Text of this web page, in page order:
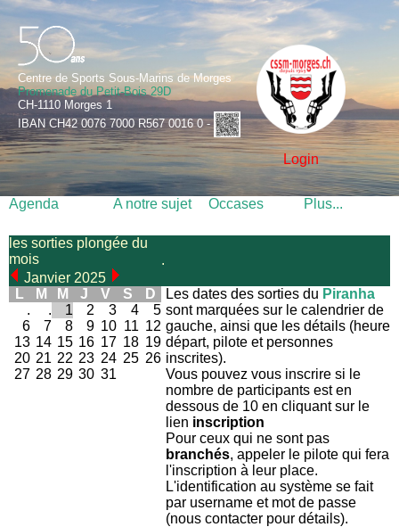
Centre de Sports Sous-Marins de Morges
Promenade du Petit-Bois 29D
CH-1110 Morges 1
IBAN CH42 0076 7000 R567 0016 0 -
Login
Agenda A notre sujet Occases Plus...
les sorties plongée du
mois
Janvier 2025
.
L M M J V S
D
.
. 1 2 3 4
5
6
7 8 9 10 11 12
13 14 15 16 17 18 19
20 21 22 23 24 25 26
27 28 29 30 31
Les dates des sorties du Piranha
sont marquées sur le calendrier de
gauche, ainsi que les détails (heure
départ, pilote et personnes
inscrites).
Vous pouvez vous inscrire si le
nombre de participants est en
dessous de 10 en cliquant sur le
lien inscription
Pour ceux qui ne sont pas
branchés, appeler le pilote qui fera
l'inscription à leur place.
L'identification au système se fait
par username et mot de passe
(nous contacter pour détails).